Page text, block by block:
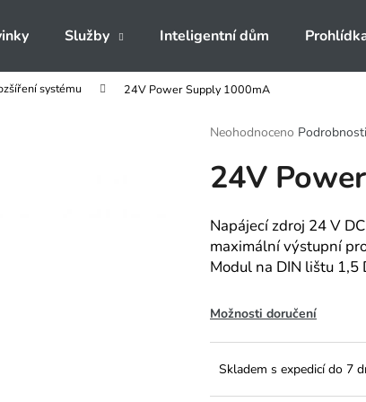
Služby Inteligentní dům
systému 24V Power Supply 1000mA
Průměrné
produktu
je
z
5
hvězdiček.
Neohodnoceno
24V
Napájecí zdroj 24 V DC
maximální výstupní
Modul na DIN lištu 1,5
Možnosti doručení
Skladem s expedicí do 7
Co potřebujete najít?
HLEDAT